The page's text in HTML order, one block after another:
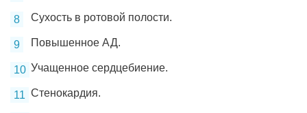
Сухость в ротовой полости.
Повышенное АД.
Учащенное сердцебиение.
Стенокардия.